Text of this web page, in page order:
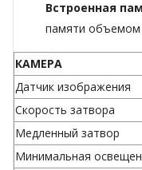
Встроенная
памяти объемом
КАМЕРА
Датчик изображения
Скорость затвора
Медленный затвор
Минимальная